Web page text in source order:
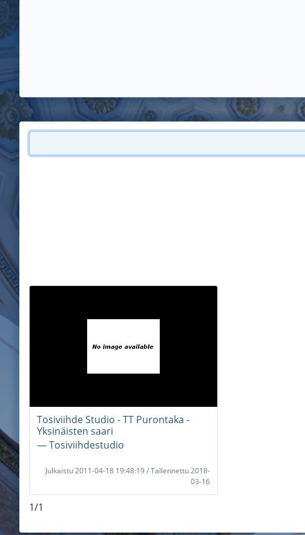
Tosiviihde Studio - TT Purontaka -
Yksinäisten saari
― Tosiviihdestudio
Julkaistu 2011-04-18 19:48:19 / Tallennettu 2018-
03-16
1/1